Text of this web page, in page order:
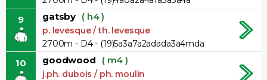
9 gatsby ( h4 )
p. levesque / th. levesque
2700m - D4 - (19)5a3a7a2adada3a4mda
10 goodwood ( m4 )
j.ph. dubois / ph. moulin